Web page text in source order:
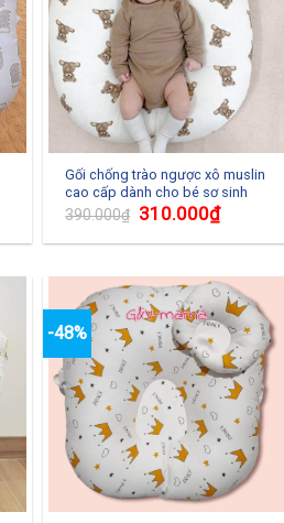
Gối chống trào ngược xô muslin
cao cấp dành cho bé sơ sinh
390.000₫ 310.000₫
-48%